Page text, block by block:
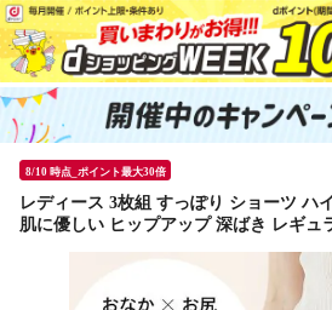
8/10 時点_ポイント最大30倍
レディース 3枚組 すっぽり ショーツ ハ
肌に優しい ヒップアップ 深ばき レギュ